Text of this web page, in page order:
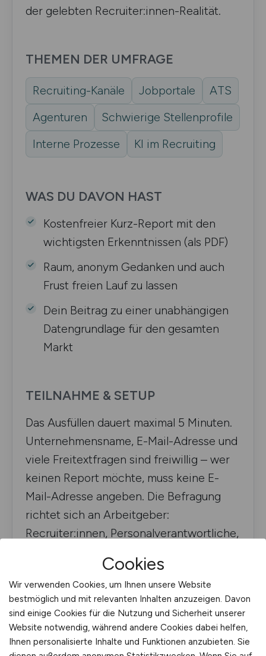
der gelebten Recruiter:innen-Realität.
THEMEN DER UMFRAGE
Recruiting-Kanäle Jobportale
ATS
Agenturen
Schwierige Stellenprofile
Interne Prozesse
KI im Recruiting
WAS DU DAVON HAST
Kostenfreier Kurz-Report mit den
wichtigsten Erkenntnissen (als PDF)
Raum, anonym Gedanken und auch
Frust freien Lauf zu lassen
Dein Beitrag zu einer unabhängigen
Datengrundlage für den gesamten
Markt
TEILNAHME & SETUP
Das Ausfüllen dauert maximal 5 Minuten.
Unternehmensname, E-Mail-Adresse und
viele Freitextfragen sind freiwillig – wer
keinen Report möchte, muss keine E-
Mail-Adresse angeben. Die Befragung
richtet sich an Arbeitgeber:
Recruiter:innen, Personalverantwortliche,
Mitarbeitende und Geschäftsführer:innen
mit Recruiting-Verantwortung.
KURZÜBERBLICK
Cookies
Wir verwenden Cookies, um Ihnen unsere Website
bestmöglich und mit relevanten Inhalten anzuzeigen. Davon
sind einige Cookies für die Nutzung und Sicherheit unserer
Website notwendig, während andere Cookies dabei helfen,
Ihnen personalisierte Inhalte und Funktionen anzubieten. Sie